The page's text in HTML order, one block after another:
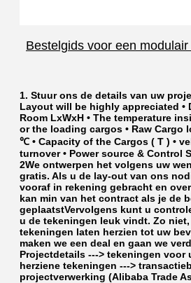
Bestelgids voor een
1. Stuur ons de details van uw
Layout will be highly appreciated •
Room LxWxH • The temperature
or the loading cargos • Raw Cargo
℃ • Capacity of the Cargos ( T ) •
turnover • Power source & Control
2We ontwerpen het volgens uw
gratis. Als u de lay-out van ons
vooraf in rekening gebracht en
kan min van het contract als je de
geplaatstVervolgens kunt u
u de tekeningen leuk vindt. Zo
tekeningen laten herzien tot uw
maken we een deal en gaan we
Projectdetails ---> tekeningen voor
herziene tekeningen --->
projectverwerking (Alibaba Trade